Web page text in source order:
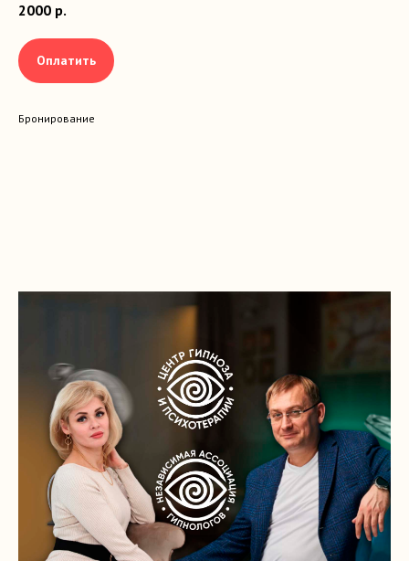
2000 р.
Оплатить
Бронирование